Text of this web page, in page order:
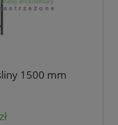
1500 mm